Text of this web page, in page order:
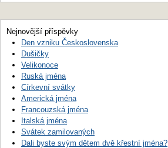
Nejnovější příspěvky
Den vzniku Československa
Dušičky
Velikonoce
Ruská jména
Církevní svátky
Americká jména
Francouzská jména
Italská jména
Svátek zamilovaných
Dali byste svým dětem dvě křestní jména?